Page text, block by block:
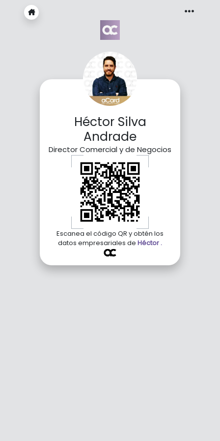
Héctor Silva
Andrade
Director Comercial y de Negocios
Escanea el código QR y obtén los
datos empresariales de Héctor .